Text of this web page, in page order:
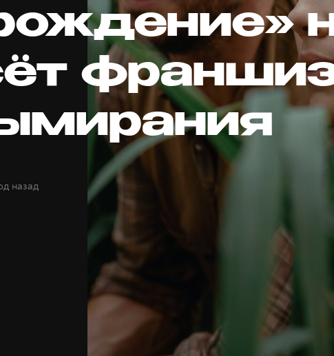
назад